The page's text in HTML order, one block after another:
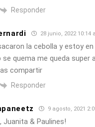
Responder
28 junio, 2022 10:14
la cebolla y estoy
quema me queda super
compartir
Responder
9 agosto, 2021
Juanita & Paulines!